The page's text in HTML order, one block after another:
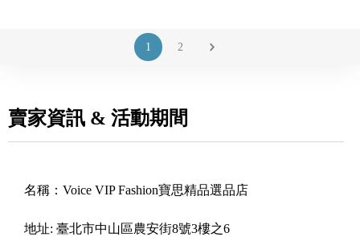
1 2
賣家資訊 & 活動期間
名稱： Voice VIP Fashion寶思精品選品店
地址: 臺北市中山區農安街8號3樓之6